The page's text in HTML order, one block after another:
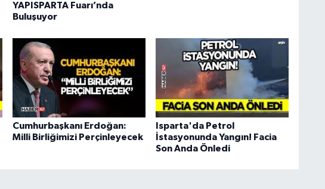
YAPISPARTA Fuarı’nda
Buluşuyor
Cumhurbaşkanı Erdoğan:
Milli Birliğimizi Perçinleyecek
Isparta'da Petrol
İstasyonunda Yangın! Facia
Son Anda Önledi